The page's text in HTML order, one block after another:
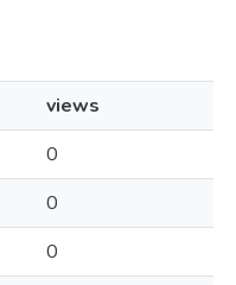
views
0
0
0